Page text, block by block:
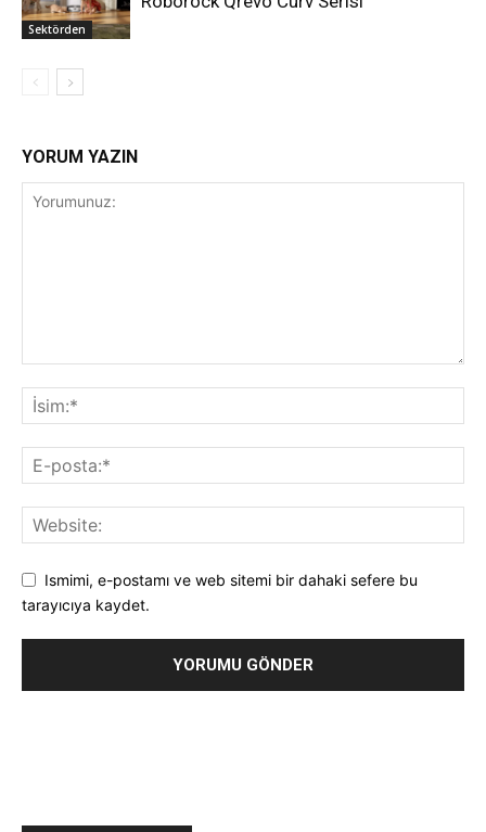
Sektörden
YORUM YAZIN
Ismimi, e-postamı ve web sitemi bir dahaki sefere bu
tarayıcıya kaydet.